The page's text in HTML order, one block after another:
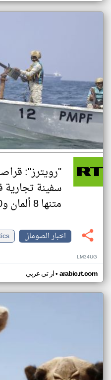
"رويترز":
سفينة تجارية
متنها 8 ألمان و10 فلبينيين
اخبار الصومال
LM34UG
ار تي عربي• arabic.rt.com